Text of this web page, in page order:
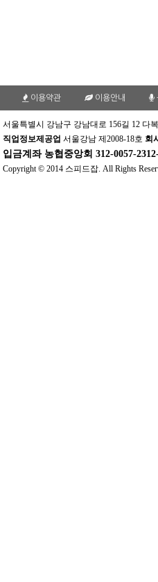
이용약관 이용안내
서울특별시 강남구 강남대로 156길 12 다
직업정보제공업 서울강남 제2008-18호 회
입금계좌 농협중앙회 312-0057-
Copyright © 2014 스피드잡. All Rights